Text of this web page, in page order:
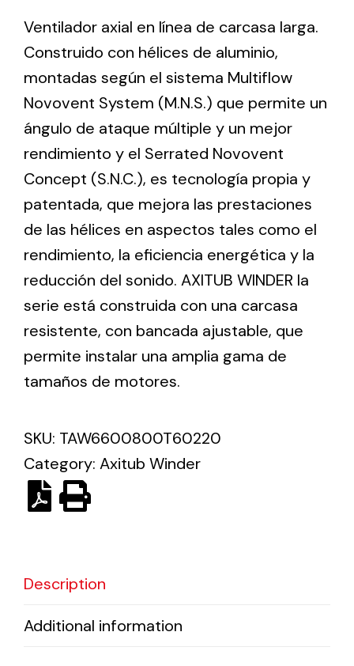
Ventilation
The incorporation of Novovent into the group
meant a greater offer of ventilation products for
different uses
Iluminación Solar
Variedad de soluciones solares para todo tipo
de necesidades.
Variety of solar solutions for all kinds of needs.
Ventilador axial en línea de carcasa larga.
Construido con hélices de aluminio,
montadas según el sistema Multiflow
Novovent System (M.N.S.) que permite un
ángulo de ataque múltiple y un mejor
rendimiento y el Serrated Novovent
Concept (S.N.C.), es tecnología propia y
patentada, que mejora las prestaciones
de las hélices en aspectos tales como el
rendimiento, la eficiencia energética y la
reducción del sonido. AXITUB WINDER la
serie está construida con una carcasa
resistente, con bancada ajustable, que
permite instalar una amplia gama de
tamaños de motores.
SKU: TAW6600800T60220
Category: Axitub Winder
Description
Additional information